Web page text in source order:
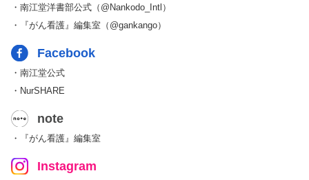
・南江堂洋書部公式（@Nankodo_Intl）
・『がん看護』編集室（@gankango）
Facebook
・南江堂公式
・NurSHARE
note
・『がん看護』編集室
Instagram